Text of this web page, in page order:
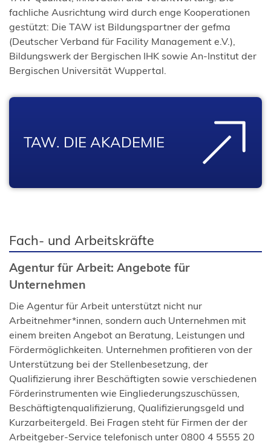
fachliche Ausrichtung wird durch enge Kooperationen
gestützt: Die TAW ist Bildungspartner der gefma
(Deutscher Verband für Facility Management e.V.),
Bildungswerk der Bergischen IHK sowie An-Institut der
Bergischen Universität Wuppertal.
TAW. DIE AKADEMIE
Fach- und Arbeitskräfte
Agentur für Arbeit: Angebote für
Unternehmen
Die Agentur für Arbeit unterstützt nicht nur
Arbeitnehmer*innen, sondern auch Unternehmen mit
einem breiten Angebot an Beratung, Leistungen und
Fördermöglichkeiten. Unternehmen profitieren von der
Unterstützung bei der Stellenbesetzung, der
Qualifizierung ihrer Beschäftigten sowie verschiedenen
Förderinstrumenten wie Eingliederungszuschüssen,
Beschäftigtenqualifizierung, Qualifizierungsgeld und
Kurzarbeitergeld. Bei Fragen steht für Firmen der der
Arbeitgeber-Service telefonisch unter 0800 4 5555 20